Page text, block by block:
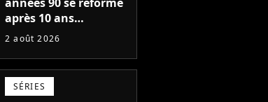
après 10 ans
d'absence et annonce
2 août 2026
SÉRIES